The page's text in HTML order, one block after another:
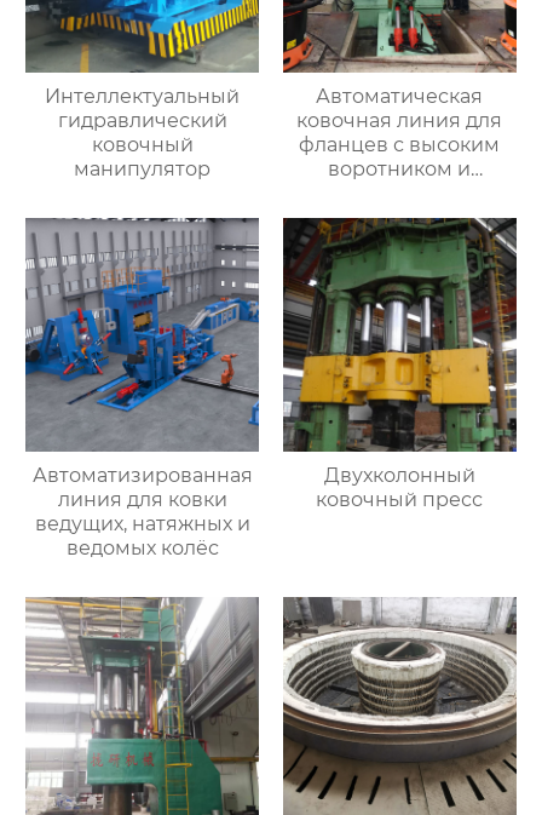
Интеллектуальный
гидравлический
ковочный
манипулятор
Автоматическая
ковочная линия для
фланцев с высоким
воротником и
Автоматизированная
линия для ковки
ведущих, натяжных и
ведомых колёс
Двухколонный
ковочный пресс